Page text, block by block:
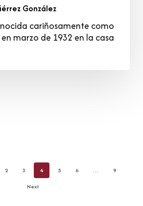
González
cariñosamente como
marzo de 1932 en la casa
2 3 4 5 6 … 9
Next